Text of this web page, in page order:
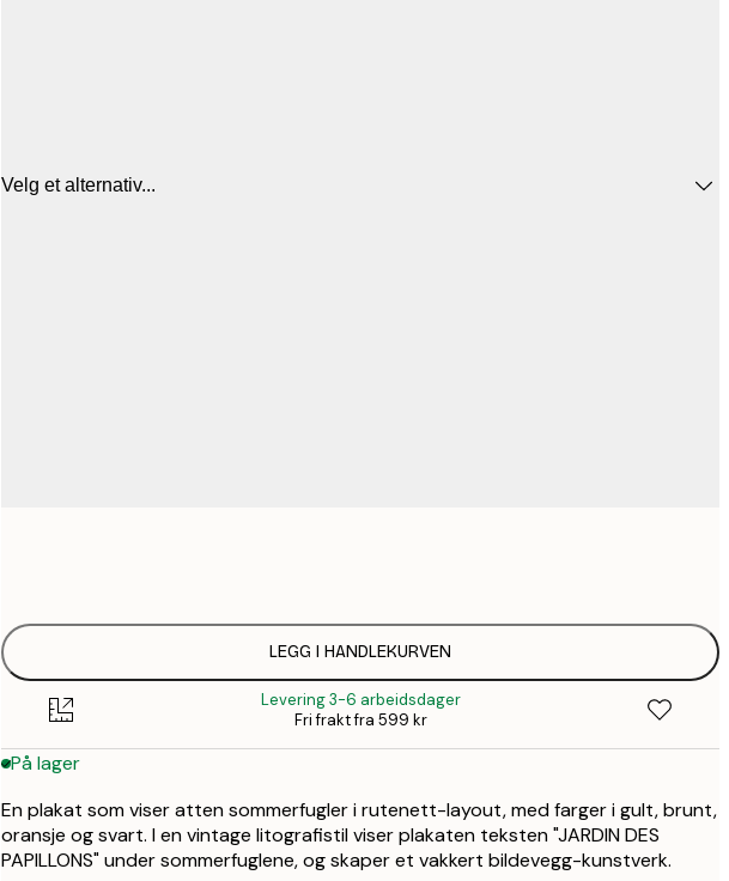
Velg et alternativ...
LEGG I HANDLEKURVEN
Levering 3-6 arbeidsdager
Fri frakt fra 599 kr
På lager
En plakat som viser atten sommerfugler i rutenett-layout, med farger i gult, brunt,
oransje og svart. I en vintage litografistil viser plakaten teksten "JARDIN DES
PAPILLONS" under sommerfuglene, og skaper et vakkert bildevegg-kunstverk.